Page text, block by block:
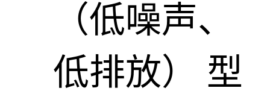
（低噪声、
低排放）
型